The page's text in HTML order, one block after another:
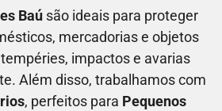
Baúsão ideais para proteger
mercadorias e objetos
impactos e avarias
Além disso, trabalhamos com
, perfeitos para Pequenos